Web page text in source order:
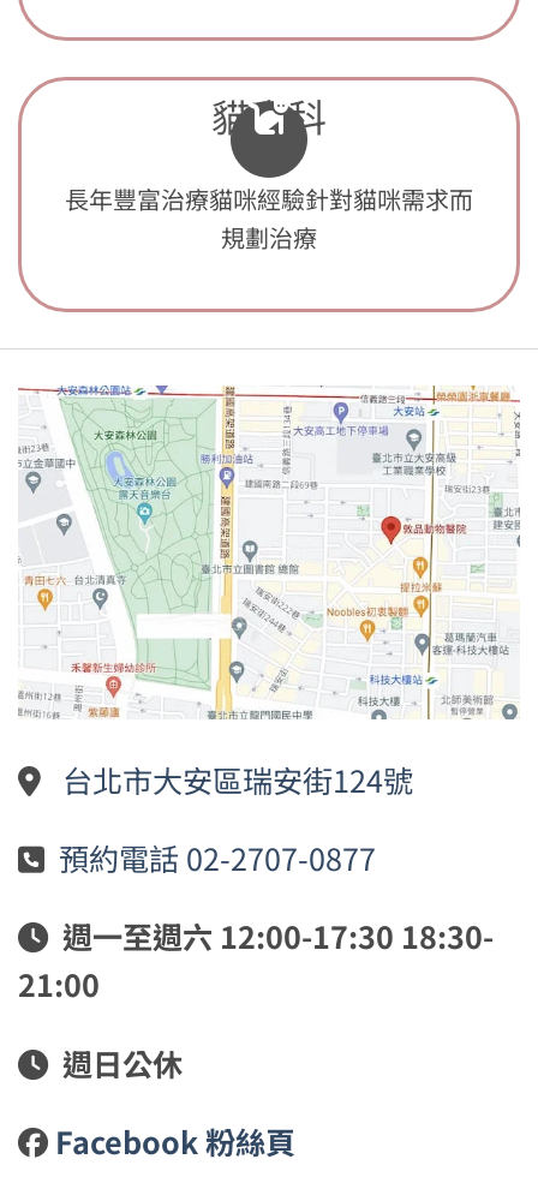
貓專科
長年豐富治療貓咪經驗針對貓咪需求而
規劃治療
台北市大安區瑞安街124號
預約電話 02-2707-0877
週一至週六 12:00-17:30 18:30-
21:00
週日公休
Facebook 粉絲頁